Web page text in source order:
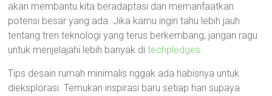
akan membantu kita beradaptasi dan memanfaatkan
potensi besar yang ada. Jika kamu ingin tahu lebih jauh
tentang tren teknologi yang terus berkembang, jangan ragu
untuk menjelajahi lebih banyak ditechpledges.
Tips desain rumah minimalis nggak ada habisnya untuk
dieksplorasi. Temukan inspirasi baru setiap hari supaya